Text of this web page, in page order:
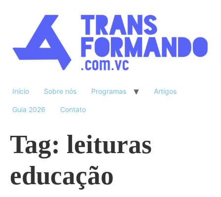
Início Sobre nós Programas Artigos
Guia 2026 Contato
Tag: leituras
educação